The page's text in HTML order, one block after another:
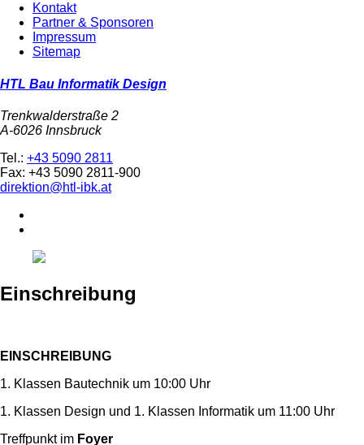
Kontakt
Partner & Sponsoren
Impressum
Sitemap
HTL Bau Informatik Design
Trenkwalderstraße 2
A-6026 Innsbruck
Tel.: +43 5090 2811
Fax: +43 5090 2811-900
direktion@htl-ibk.at
Einschreibung
EINSCHREIBUNG
1. Klassen Bautechnik um 10:00 Uhr
1. Klassen Design und 1. Klassen Informatik um 11:00 Uhr
Treffpunkt im Foyer